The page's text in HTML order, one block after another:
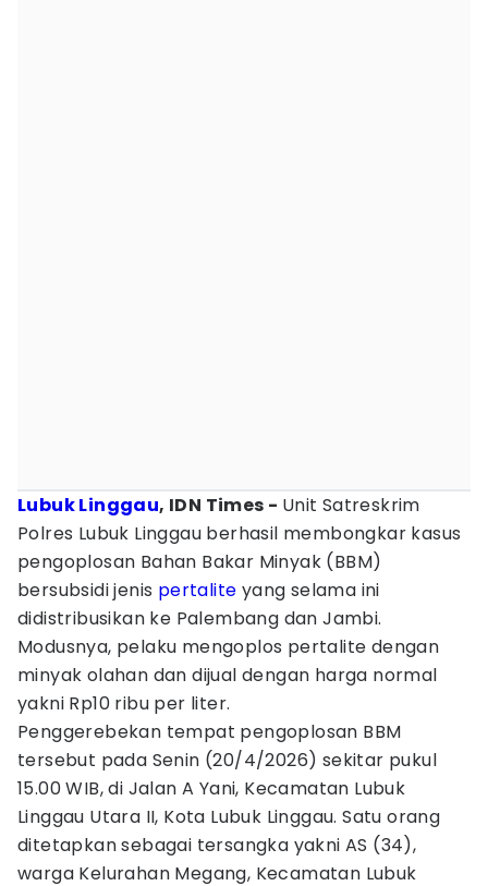
Lubuk Linggau, IDN Times -‎ Unit Satreskrim
Polres Lubuk Linggau berhasil membongkar kasus
pengoplosan Bahan Bakar Minyak (BBM)
bersubsidi jenis pertalite yang selama ini
didistribusikan ke Palembang dan Jambi.
Modusnya, pelaku mengoplos pertalite dengan
minyak olahan dan dijual dengan harga normal
yakni Rp10 ribu per liter.
Penggerebekan tempat pengoplosan BBM
tersebut pada Senin (20/4/2026) sekitar pukul
15.00 WIB, di Jalan A Yani, Kecamatan Lubuk
Linggau Utara II, Kota Lubuk Linggau. Satu orang
ditetapkan sebagai tersangka yakni ‎AS (34),
warga Kelurahan Megang, Kecamatan Lubuk